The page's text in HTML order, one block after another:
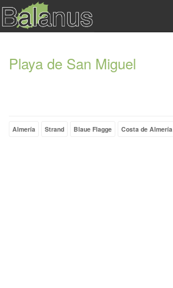
Playa de San Miguel
Almería Strand Blaue Flagge Costa de Almería